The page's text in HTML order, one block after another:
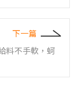
下一篇
料不手軟，蚵